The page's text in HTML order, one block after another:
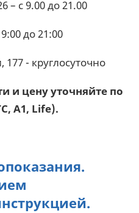
– с 9.00 до 21.00
до 21:00
- круглосуточно
и цену уточняйте по
А1, Life).